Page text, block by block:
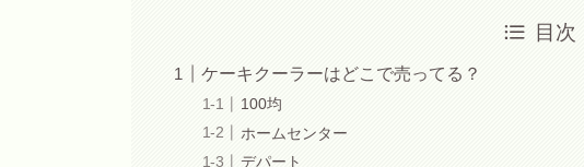
目次
ケーキクーラーはどこで売ってる？
100均
ホームセンター
デパート